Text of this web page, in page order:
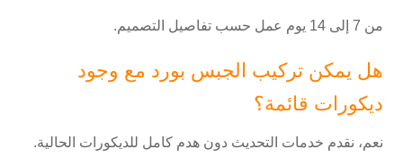
من 7 إلى 14 يوم عمل حسب تفاصيل التصميم.
هل يمكن تركيب الجبس بورد مع وجود
ديكورات قائمة؟
نعم، نقدم خدمات التحديث دون هدم كامل للديكورات الحالية.